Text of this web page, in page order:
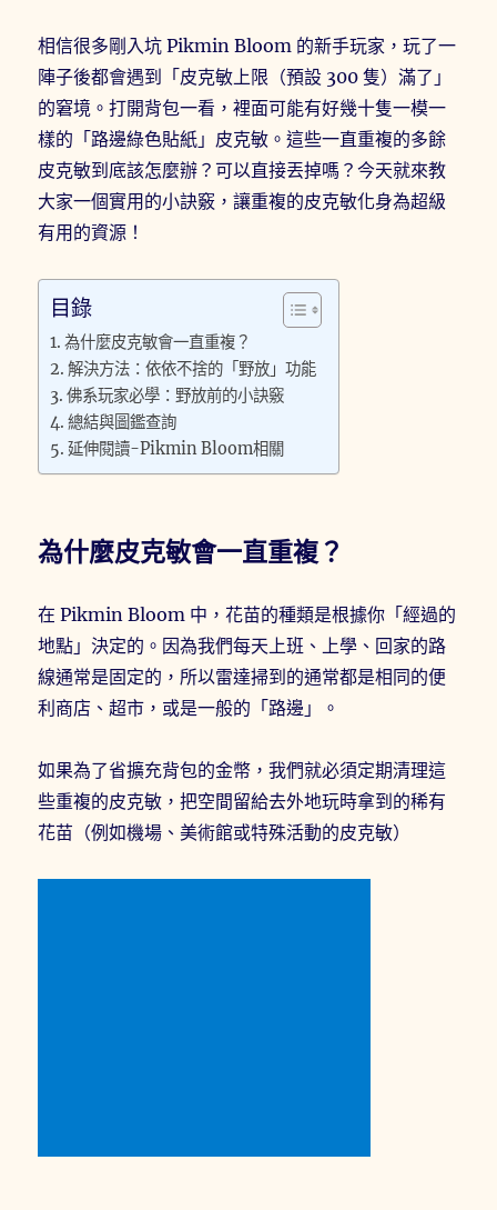
相信很多剛入坑 Pikmin Bloom 的新手玩家，玩了一
陣子後都會遇到「皮克敏上限（預設 300 隻）滿了」
的窘境。打開背包一看，裡面可能有好幾十隻一模一
樣的「路邊綠色貼紙」皮克敏。這些一直重複的多餘
皮克敏到底該怎麼辦？可以直接丟掉嗎？今天就來教
大家一個實用的小訣竅，讓重複的皮克敏化身為超級
有用的資源！
目錄
為什麼皮克敏會一直重複？
解決方法：依依不捨的「野放」功能
佛系玩家必學：野放前的小訣竅
總結與圖鑑查詢
延伸閱讀-Pikmin Bloom相關
為什麼皮克敏會一直重複？
在 Pikmin Bloom 中，花苗的種類是根據你「經過的
地點」決定的。因為我們每天上班、上學、回家的路
線通常是固定的，所以雷達掃到的通常都是相同的便
利商店、超市，或是一般的「路邊」。
如果為了省擴充背包的金幣，我們就必須定期清理這
些重複的皮克敏，把空間留給去外地玩時拿到的稀有
花苗（例如機場、美術館或特殊活動的皮克敏）